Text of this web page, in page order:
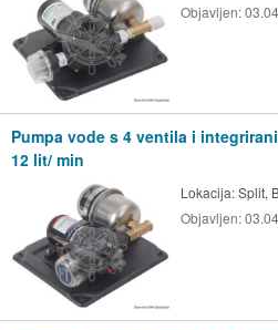
Objavljen:
Pumpa vode s 4 ventila i
12 lit/ min
Lokacija:Split,
Objavljen: